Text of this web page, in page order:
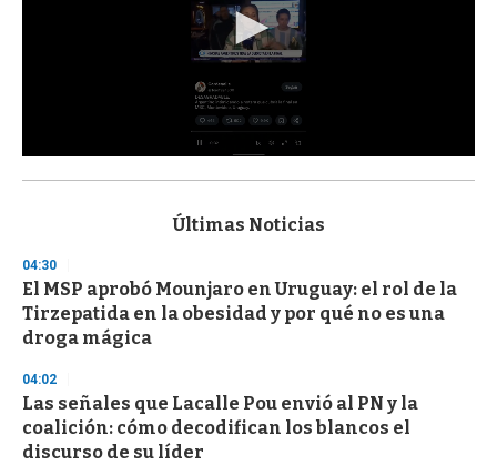
s
d
s
o
f
3
s
e
c
o
n
Últimas Noticias
04:30
El MSP aprobó Mounjaro en Uruguay: el rol de la
Tirzepatida en la obesidad y por qué no es una
droga mágica
04:02
Las señales que Lacalle Pou envió al PN y la
coalición: cómo decodifican los blancos el
discurso de su líder